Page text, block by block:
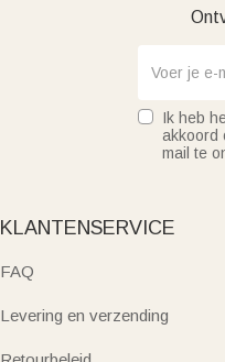
Ik heb
akkoord
mail te
KLANTENSERVICE
FAQ
Levering en verzending